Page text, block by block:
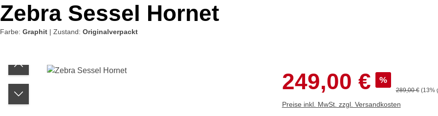
Zebra Sessel Hornet
Farbe: Graphit | Zustand: Originalverpackt
Bildergalerie überspringen 249,00 € %
Regulärer
289,00 € (13%
Preise inkl. MwSt. zzgl. Versandkosten